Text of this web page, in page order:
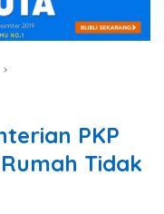
PKP
Tidak